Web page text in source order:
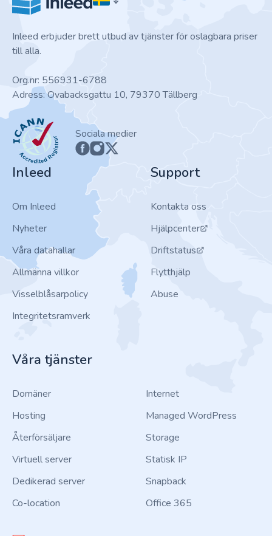
Inleed erbjuder brett utbud av tjänster för oslagbara priser
till alla.
Org.nr: 556931-6788
Adress: Ovabacksgattu 10, 79370 Tällberg
ICANN
Sociala medier
Inleed
Om Inleed
Nyheter
Våra datahallar
Allmänna villkor
Visselblåsarpolicy
Integritetsramverk
Support
Kontakta oss
Hjälpcenter
Driftstatus
Flytthjälp
Abuse
Våra tjänster
Domäner
Hosting
Återförsäljare
Virtuell server
Dedikerad server
Co-location
Internet
Managed WordPress
Storage
Statisk IP
Snapback
Office 365